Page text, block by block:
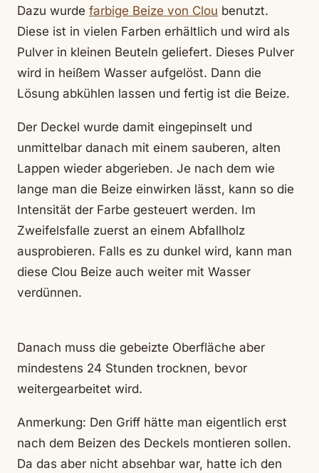
Dazu wurde farbige Beize von Clou benutzt.
Diese ist in vielen Farben erhältlich und wird als
Pulver in kleinen Beuteln geliefert. Dieses Pulver
wird in heißem Wasser aufgelöst. Dann die
Lösung abkühlen lassen und fertig ist die Beize.
Der Deckel wurde damit eingepinselt und
unmittelbar danach mit einem sauberen, alten
Lappen wieder abgerieben. Je nach dem wie
lange man die Beize einwirken lässt, kann so die
Intensität der Farbe gesteuert werden. Im
Zweifelsfalle zuerst an einem Abfallholz
ausprobieren. Falls es zu dunkel wird, kann man
diese Clou Beize auch weiter mit Wasser
verdünnen.
Danach muss die gebeizte Oberfläche aber
mindestens 24 Stunden trocknen, bevor
weitergearbeitet wird.
Anmerkung: Den Griff hätte man eigentlich erst
nach dem Beizen des Deckels montieren sollen.
Da das aber nicht absehbar war, hatte ich den